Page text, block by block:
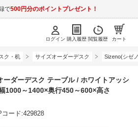
で500円分のポイントプレゼント！
ログイン 購入履歴 閲覧履歴 カート
ク・机 サイズオーダーデスク Sizeno(シゼ
ダーデスク テーブル / ホワイトアッシ
1000～1400×奥行450～600×高さ
コード:429828